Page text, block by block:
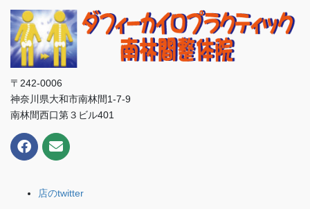
〒242-0006
神奈川県大和市南林間1-7-9
南林間西口第３ビル401
店のtwitter